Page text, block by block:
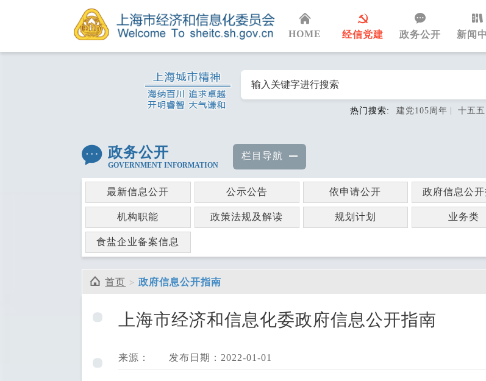
HOME 经信党建 政务公开 新闻
热门搜索: 建党105周年 十五五
政务公开
GOVERNMENT INFORMATION
栏目导航
最新信息公开 公示公告 依申请公开 政府信息公
机构职能 政策法规及解读 规划计划 业务类
食盐企业备案信息
首页 政府信息公开指南
上海市经济和信息化委政府信息公开指南
来源： 发布日期：2022-01-01